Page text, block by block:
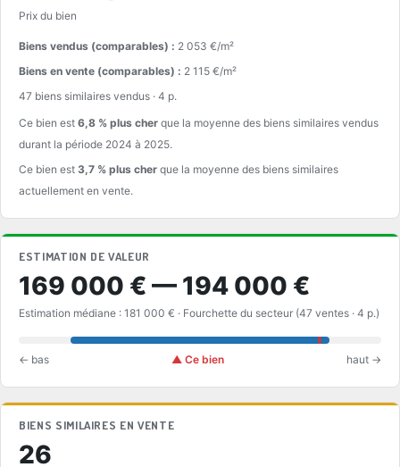
Prix du bien
Biens vendus (comparables) : 2 053 €/m²
Biens en vente (comparables) : 2 115 €/m²
47 biens similaires vendus · 4 p.
Ce bien est 6,8 % plus cher que la moyenne des biens similaires vendus
durant la période 2024 à 2025.
Ce bien est 3,7 % plus cher que la moyenne des biens similaires
actuellement en vente.
ESTIMATION DE VALEUR
169 000 € — 194 000 €
Estimation médiane : 181 000 € · Fourchette du secteur (47 ventes · 4 p.)
← bas ▲ Ce bien haut →
BIENS SIMILAIRES EN VENTE
26